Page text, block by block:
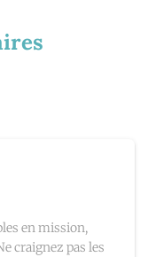
en mission,
craignez pas les